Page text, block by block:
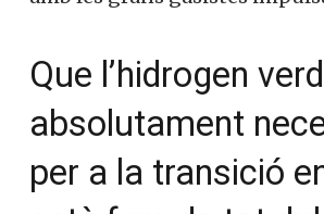
junt amb les grans gasistes
Que l’hidrogen
absolutament
per a la transició